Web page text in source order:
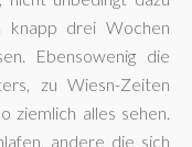
knapp drei Wochen
Ebensowenig die
zu Wiesn-Zeiten
ziemlich alles sehen.
andere die sich